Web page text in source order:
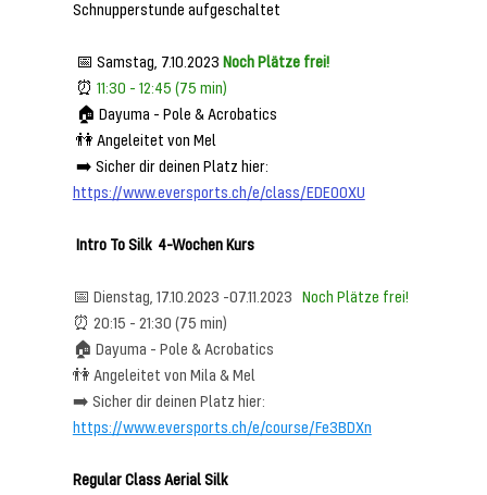
Schnupperstunde aufgeschaltet
📅 Samstag, 7.10.2023 Noch Plätze frei!
⏰ 11:30 - 12:45 (75 min)
🏠 Dayuma - Pole & Acrobatics
👫 Angeleitet von Mel
➡️ Sicher dir deinen Platz hier:
https://www.eversports.ch/e/class/EDE00XU
Intro To Silk  4-Wochen Kurs
📅 Dienstag, 17.10.2023 -07.11.2023 Noch Plätze frei!
⏰ 20:15 - 21:30 (75 min)
🏠 Dayuma - Pole & Acrobatics
👫 Angeleitet von Mila & Mel
➡️ Sicher dir deinen Platz hier:
https://www.eversports.ch/e/course/Fe3BDXn
Regular Class Aerial Silk